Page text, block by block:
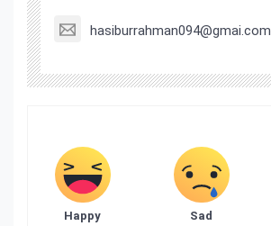
hasiburrahman094@gmai.com
Happy Sad